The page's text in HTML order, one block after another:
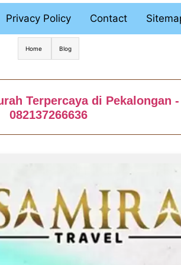
Privacy Policy Contact
Home Blog
Terpercaya di Pekalongan -
082137266636